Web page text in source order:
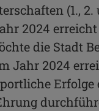
(1., 2.
2024 erreicht
die Stadt
Jahr 2024
Erfolge